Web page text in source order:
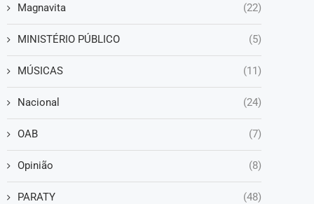
Magnavita (22)
MINISTÉRIO PÚBLICO (5)
MÚSICAS (11)
Nacional (24)
OAB (7)
Opinião (8)
PARATY (48)